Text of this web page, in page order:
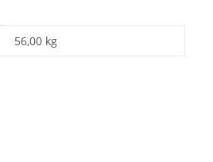
56,00 kg